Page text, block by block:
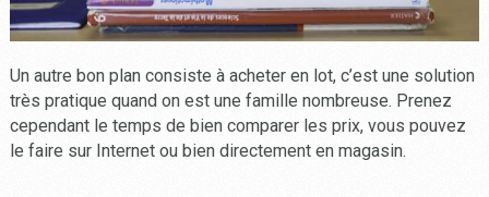
Un autre bon plan consiste à acheter en lot, c’est une solution
très pratique quand on est une famille nombreuse. Prenez
cependant le temps de bien comparer les prix, vous pouvez
le faire sur Internet ou bien directement en magasin.